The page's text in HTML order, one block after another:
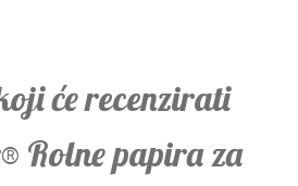
će recenzirati
Rolne papira za